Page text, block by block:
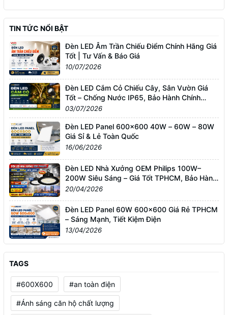
TIN TỨC NỔI BẬT
Đèn LED Âm Trần Chiếu Điểm Chính Hãng Giá
Tốt | Tư Vấn & Báo Giá
10/07/2026
Đèn LED Cắm Cỏ Chiếu Cây, Sân Vườn Giá
Tốt – Chống Nước IP65, Bảo Hành Chính
Hãng
03/07/2026
Đèn LED Panel 600x600 40W – 60W – 80W
Giá Sỉ & Lẻ Toàn Quốc
16/06/2026
Đèn LED Nhà Xưởng OEM Philips 100W–
200W Siêu Sáng – Giá Tốt TPHCM, Bảo Hành
3 Năm
20/04/2026
Đèn LED Panel 60W 600x600 Giá Rẻ TPHCM
– Sáng Mạnh, Tiết Kiệm Điện
13/04/2026
TAGS
#600X600 #an toàn điện
#Ánh sáng căn hộ chất lượng